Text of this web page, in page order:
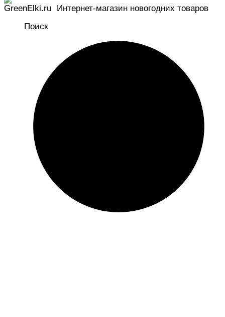
Интернет-магазин новогодних товаров
Поиск